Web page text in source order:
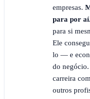
empresas.
para por aí.
para si
Ele
lo — e
do
carreira
outros